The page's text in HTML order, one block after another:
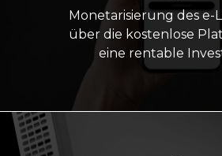
Monetarisierung des e-
über die kostenlose
eine rentable